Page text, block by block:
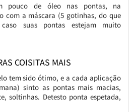
pouco de óleo nas pontas, na
com a máscara (5 gotinhas, do que
suas pontas estejam muito
COISITAS MAIS
tem sido ótimo, e a cada aplicação
sinto as pontas mais macias,
soltinhas. Detesto ponta espetada,